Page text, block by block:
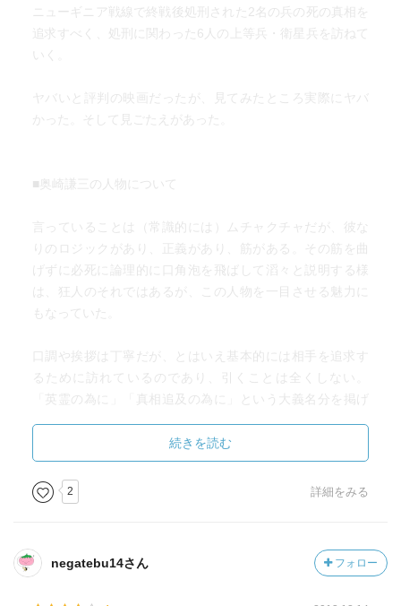
切ろうとしたり、奥崎がアイディアを思いつくと原監督に
に追及する上官と話し合いして撮影に臨んだり、「判断は
リー監督としてモラルの一線を守ろうとする原一男監督の
ニューギニア戦線で終戦後処刑された2名の兵の死の真相を
追求すべく、処刑に関わった6人の上等兵・衛星兵を訪ねて
いく。
ヤバいと評判の映画だったが、見てみたところ実際にヤバ
かった。そして見ごたえがあった。
■奥崎謙三の人物について
言っていることは（常識的には）ムチャクチャだが、彼な
りのロジックがあり、正義があり、筋がある。その筋を曲
げずに必死に論理的に口角泡を飛ばして滔々と説明する様
は、狂人のそれではあるが、この人物を一目させる魅力に
もなっていた。
口調や挨拶は丁寧だが、とはいえ基本的には相手を追求す
るために訪れているのであり、引くことは全くしない。
「英霊の為に」「真相追及の為に」という大義名分を掲げ
それも、飲食店営業であれ、早朝であれ、奥さんが迷惑が
っていてさえ、上がり込み押し通すので迷惑。「この人た
ちは身内が死んでいるんだ。人の死と、銭稼ぎと、どっち
丁寧ながら、スイッチが入ると激昂して暴力を振るうこと
続きを読む
2 詳細をみる
negatebu14さん フォロー